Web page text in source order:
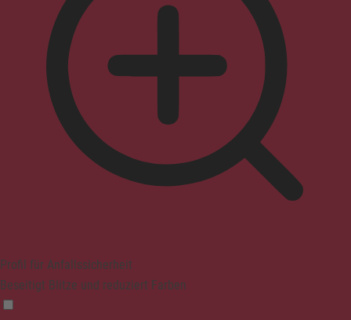
Profil für Anfallssicherheit
Beseitigt Blitze und reduziert Farben